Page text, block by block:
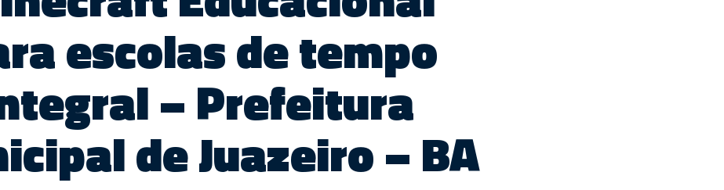
escolas de tempo
– Prefeitura
de Juazeiro – BA